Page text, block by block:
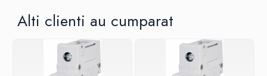
14x51
Sigurante fuzibile tip D II
Sigurante fuzibile tip D III
Sigurante radio 5x20
Alti clienti au cumparat